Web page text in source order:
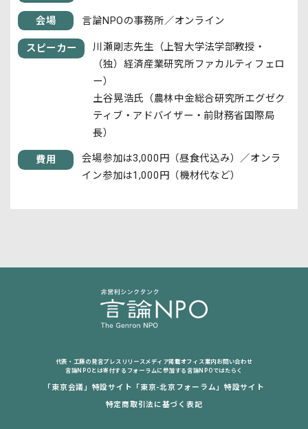
会場 言論NPOの事務所／オンライン
スピーカー
川瀬剛志先生（上智大学法学部教授・
（独）経済産業研究所ファカルティフェロ
ー）
土谷晃浩氏（農林中金総合研究所エグゼク
ティブ・アドバイザー・前財務省国際局
長）
費用​
会場参加は3,000円（昼食代込み）／オンラ
イン参加は1,000円（機材代など）
代表・工藤の発言プレスリリースメディア掲載オフィス案内 お問い合わせ
言論NPOとは寄付する フォーラムに参加する 言論NPOではたらく
「東京会議」特設サイト
「東京-北京フォーラム」特設サイト
特定商取引法に基づく表記